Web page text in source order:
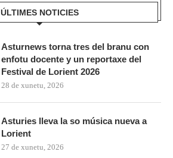
ÚLTIMES NOTICIES
Asturnews torna tres del branu con
enfotu docente y un reportaxe del
Festival de Lorient 2026
28 de xunetu, 2026
Asturies lleva la so música nueva a
Lorient
27 de xunetu, 2026